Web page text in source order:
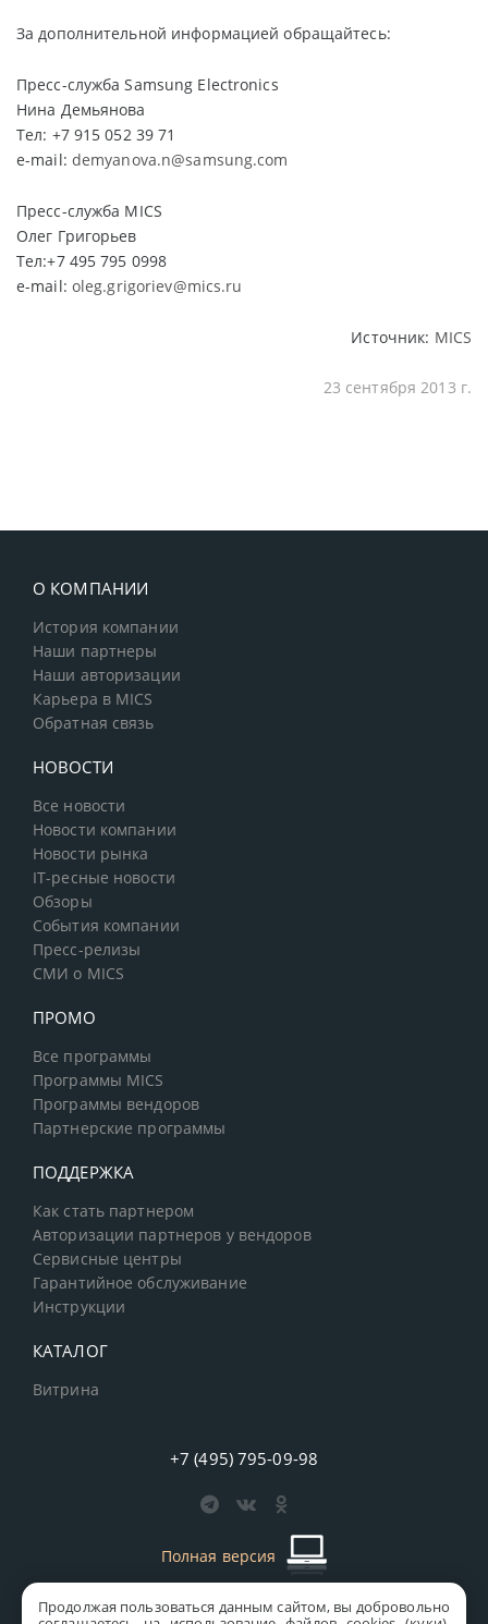
Продолжая пользоваться данным сайтом, вы добровольно
За дополнительной информацией обращайтесь:
Пресс-служба Samsung Electronics
Нина Демьянова
Тел: +7 915 052 39 71
e-mail: demyanova.n@samsung.com
Пресс-служба MICS
Олег Григорьев
Тел:+7 495 795 0998
e-mail: oleg.grigoriev@mics.ru
Источник: MICS
23 сентября 2013 г.
О КОМПАНИИ
История компании
Наши партнеры
Наши авторизации
Карьера в MICS
Обратная связь
НОВОСТИ
Все новости
Новости компании
Новости рынка
IT-ресные новости
Обзоры
События компании
Пресс-релизы
СМИ о MICS
ПРОМО
Все программы
Программы MICS
Программы вендоров
Партнерские программы
ПОДДЕРЖКА
Как стать партнером
Авторизации партнеров у вендоров
Сервисные центры
Гарантийное обслуживание
Инструкции
КАТАЛОГ
Витрина
+7 (495) 795-09-98
Полная версия
старая версия сайтаMICS